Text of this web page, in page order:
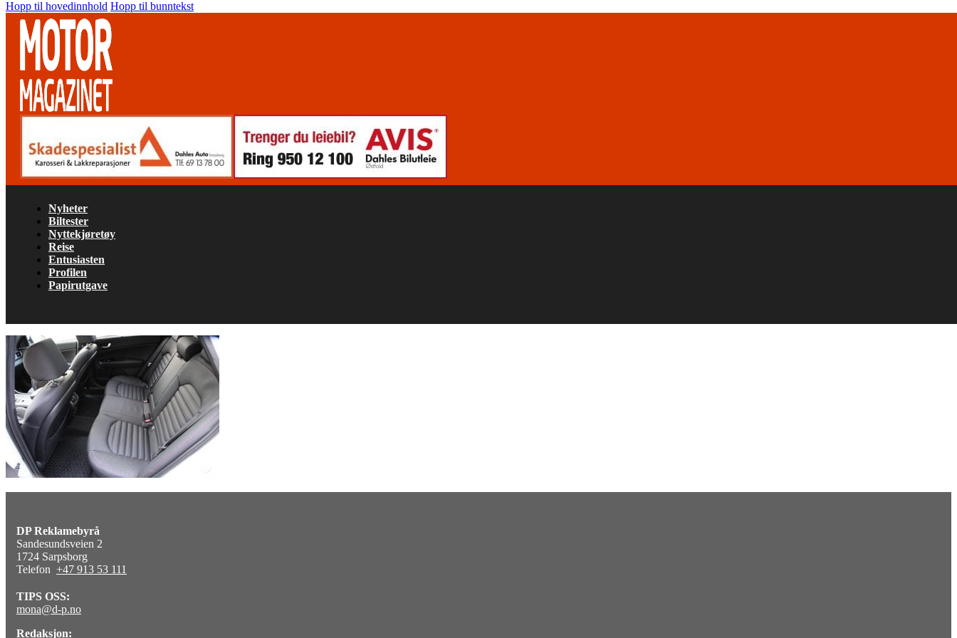
Hopp til hovedinnhold Hopp til bunntekst
Nyheter
Biltester
Nyttekjøretøy
Reise
Entusiasten
Profilen
Papirutgave
DP Reklamebyrå
Sandesundsveien 2
1724 Sarpsborg
Telefon +47 913 53 111
TIPS OSS:
mona@d-p.no
Redaksjon: